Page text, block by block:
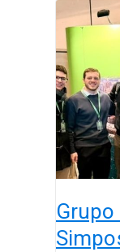
Grupo
Peclab
destacó
en
Simposio
de
de